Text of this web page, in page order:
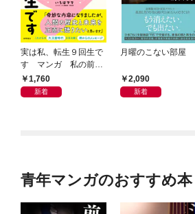
実は私、転生９回生で
す マンガ 私の前世
物語1,760
新着
月曜のこない部屋
2,090
新着
青年マンガのおすすめ本